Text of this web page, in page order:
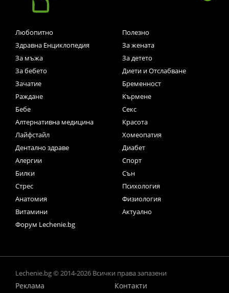
Любопитно
Полезно
Здравна Енциклопедия
За жената
За мъжа
За детето
За бебето
Диети и Отслабване
Зачатие
Бременност
Раждане
Кърмене
Бебе
Секс
Алтернативна медицина
Красота
Лайфстайл
Хомеопатия
Дентално здраве
Диабет
Алергии
Спорт
Билки
Сън
Стрес
Психология
Анатомия
Физиология
Витамини
Актуално
Форум Lechenie.bg
Lechenie.bg © 2014-2026 Всички права запазени
Реклама
Контакти